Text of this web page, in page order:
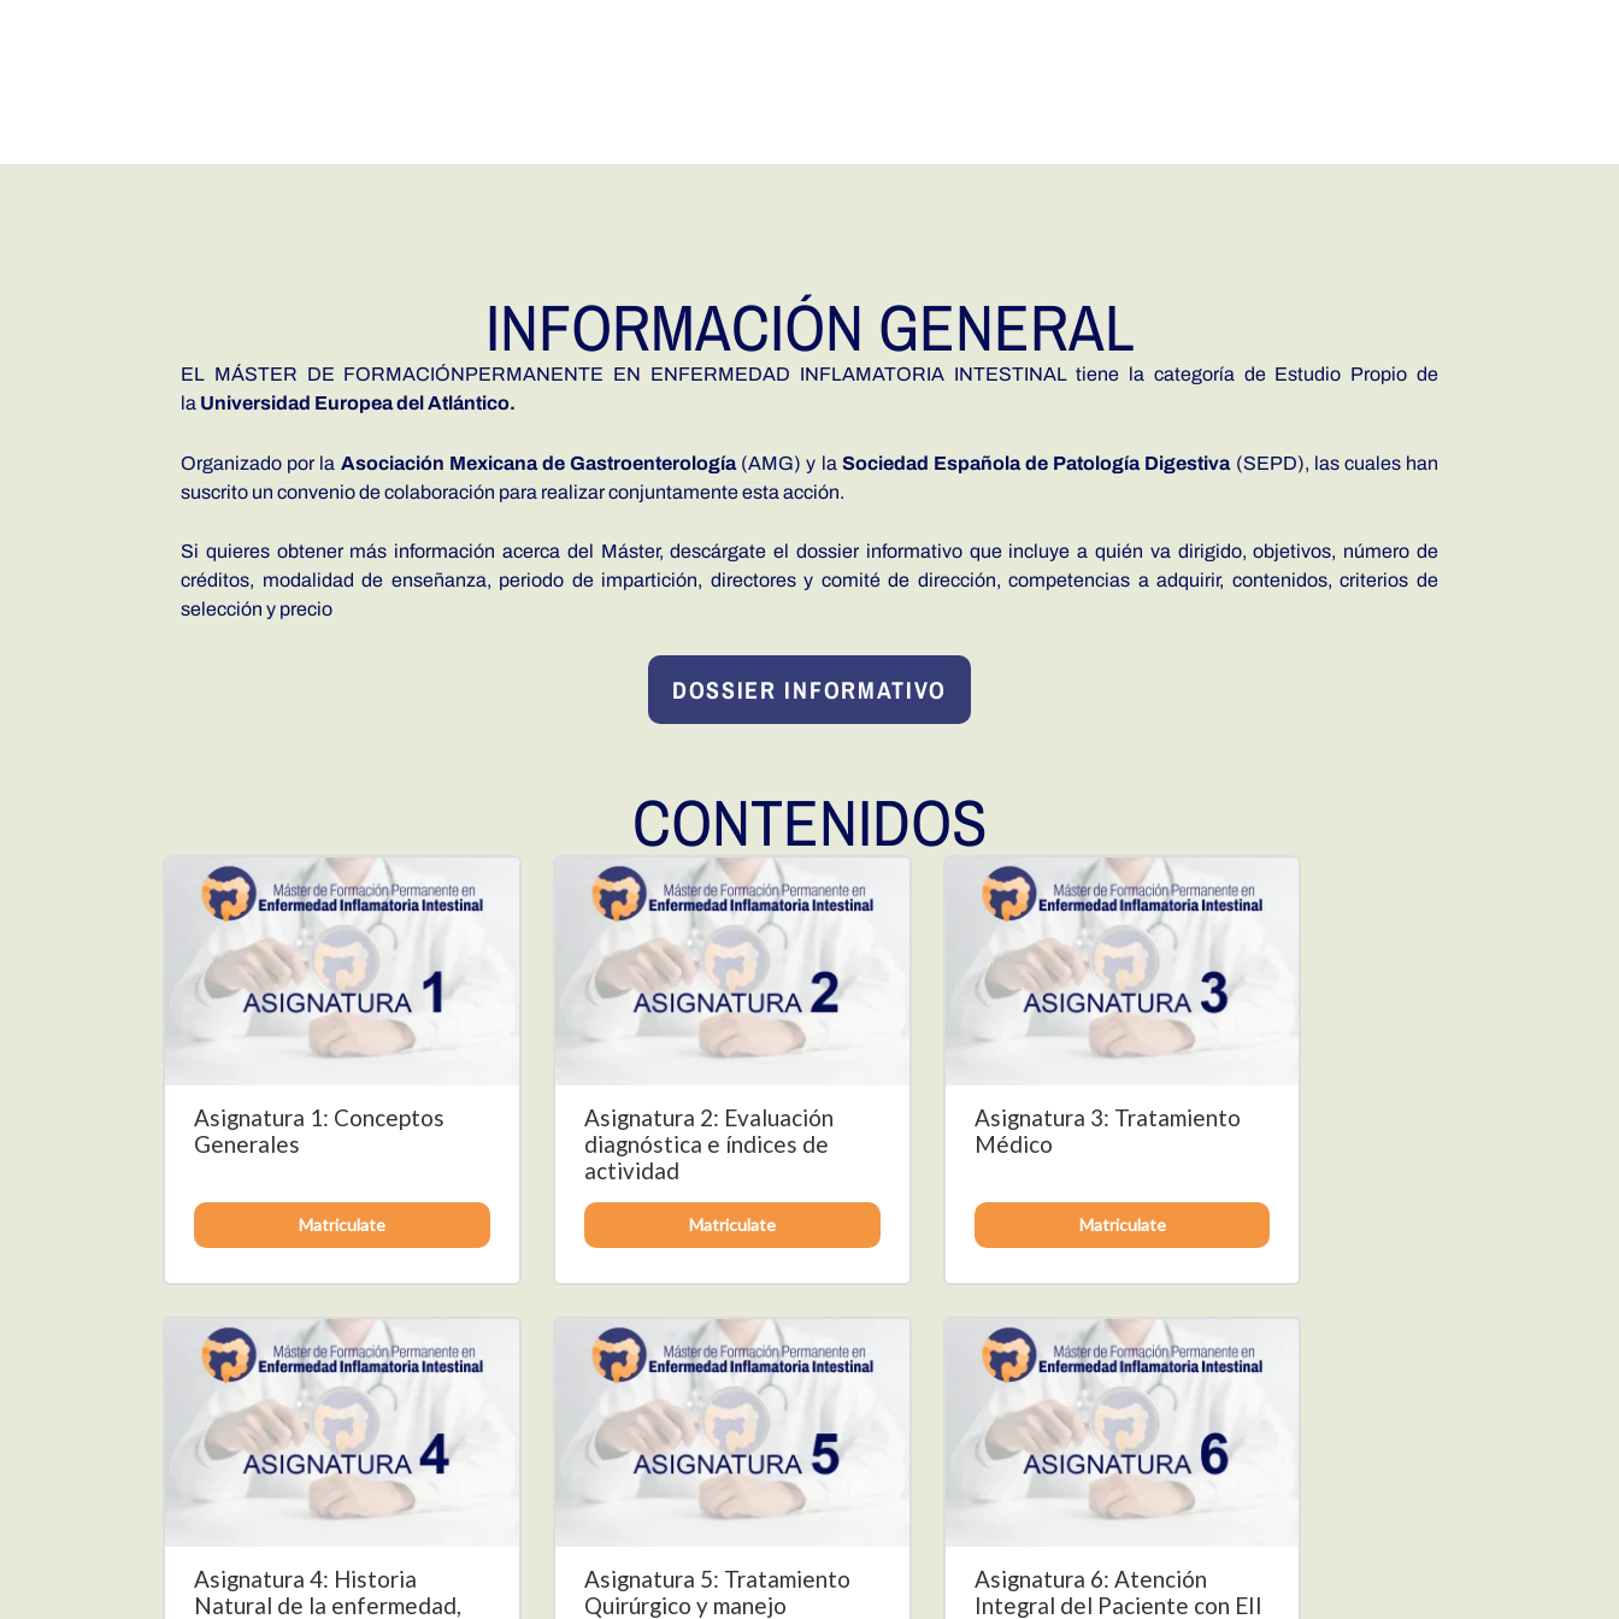
INFORMACIÓN GENERAL
EL MÁSTER DE FORMACIÓNPERMANENTE EN ENFERMEDAD INFLAMATORIA INTESTINAL tiene la categoría de Estudio Propio de
la Universidad Europea del Atlántico.
Organizado por la Asociación Mexicana de Gastroenterología(AMG) y la Sociedad Española de Patología Digestiva(SEPD), las cuales han
suscrito un convenio de colaboración para realizar conjuntamente esta acción.
Si quieres obtener más información acerca del Máster, descárgate el dossier informativo que incluye a quién va dirigido, objetivos, número de
créditos, modalidad de enseñanza, periodo de impartición, directores y comité de dirección, competencias a adquirir, contenidos, criterios de
selección y precio
DOSSIER INFORMATIVO
CONTENIDOS
Asignatura 1: Conceptos
Generales
Matriculate
Asignatura 2: Evaluación
diagnóstica e índices de
actividad
Matriculate
Asignatura 3: Tratamiento
Médico
Matriculate
Asignatura 4: Historia
Natural de la enfermedad,
Asignatura 5: Tratamiento
Quirúrgico y manejo
Asignatura 6: Atención
Integral del Paciente con EII